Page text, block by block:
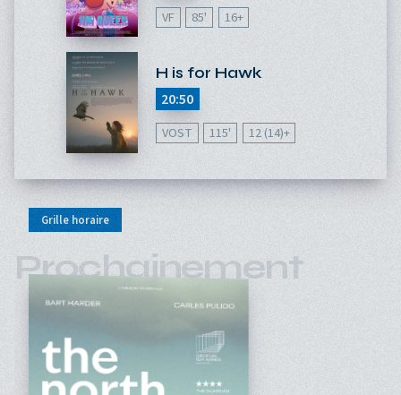
VF 85' 16+
H is for Hawk
VOST 115' 12 (14)+
20:50
Grille horaire
Prochainement